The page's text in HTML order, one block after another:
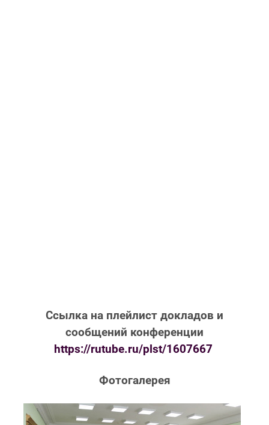
Ссылка на плейлист докладов и
сообщений конференции
https://rutube.ru/plst/1607667
Фотогалерея